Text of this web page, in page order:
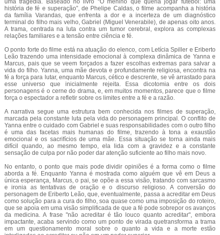
história de fé e superação”, de Phelipe Caldas, o filme acompanha a história
da família Varandas, que enfrenta a dor e a incerteza de um diagnóstico
terminal do filho mais velho, Gabriel (Miguel Venerabile), de apenas oito anos.
A trama, centrada na luta contra um tumor cerebral, explora as complexas
relações familiares e a tensão entre ciência e fé.
O ponto forte do filme está na atuação do elenco, com Letícia Spiller e Eriberto
Leão trazendo uma intensidade emocional à complexa dinâmica de Yanna e
Marcus, pais que se veem forçados a fazer escolhas extremas para salvar a
vida do filho. Yanna, uma mãe devota e profundamente religiosa, encontra na
fé a força para lutar, enquanto Marcus, cético e descrente, se vê arrastado para
esse universo que inicialmente rejeita. Essa dicotomia entre os dois
personagens é o cerne do drama, e, em muitos momentos, parece que o filme
força o espectador a refletir sobre os limites entre a fé e a razão.
A narrativa segue uma estrutura bem conhecida nos filmes de superação,
marcada pela constante luta pela vida do personagem principal. O conflito de
Yanna entre o cuidado com Gabriel e suas responsabilidades com o outro filho
é uma das facetas mais humanas do filme, trazendo à tona a exaustão
emocional e os sacrifícios de uma mãe. Essa situação se torna ainda mais
difícil quando, ao mesmo tempo, ela lida com a gravidez e a constante
sensação de culpa por não poder dar atenção suficiente ao filho mais novo.
No entanto, o ponto que mais pode dividir opiniões é a forma como o filme
aborda a fé. Enquanto Yanna é mostrada como alguém que vê em Deus a
única esperança, Marcus, o pai, se opõe a essa visão, tratando com sarcasmo
e ironia as tentativas de oração e o discurso religioso. A conversão do
personagem de Eriberto Leão, que, eventualmente, passa a acreditar em Deus
como solução para a cura do filho, soa quase como uma imposição do roteiro,
que se apoia em uma visão simplificada de que a fé pode sobrepor os avanços
da medicina. A frase "não acreditar é tão louco quanto acreditar", embora
impactante, acaba servindo como um ponto de virada quetransforma a trama
em um questionamento moral sobre o quanto a vida e a morte estão